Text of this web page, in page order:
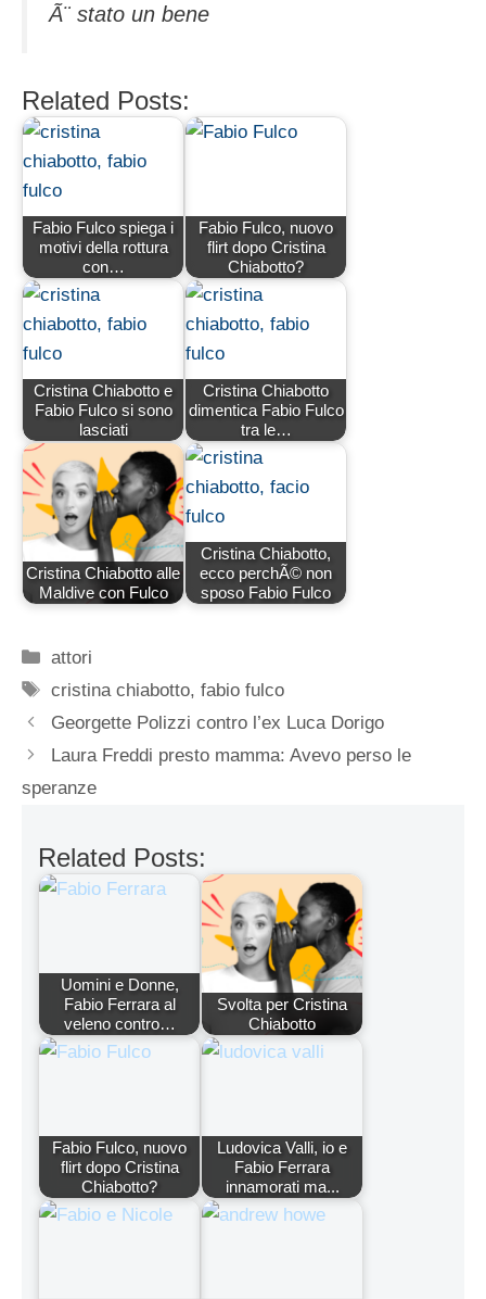
Ã¨ stato un bene
Related Posts:
Fabio Fulco spiega i
motivi della rottura
con…
Fabio Fulco, nuovo
flirt dopo Cristina
Chiabotto?
Cristina Chiabotto e
Fabio Fulco si sono
lasciati
Cristina Chiabotto
dimentica Fabio Fulco
tra le…
Cristina Chiabotto alle
Maldive con Fulco
Cristina Chiabotto,
ecco perchÃ© non
sposo Fabio Fulco
Categorie
attori
Tag
cristina chiabotto,fabio fulco
Georgette Polizzi contro l’ex Luca Dorigo
Laura Freddi presto mamma: Avevo perso le
speranze
Related Posts:
Uomini e Donne,
Fabio Ferrara al
veleno contro…
Svolta per Cristina
Chiabotto
Fabio Fulco, nuovo
flirt dopo Cristina
Chiabotto?
Ludovica Valli, io e
Fabio Ferrara
innamorati ma...